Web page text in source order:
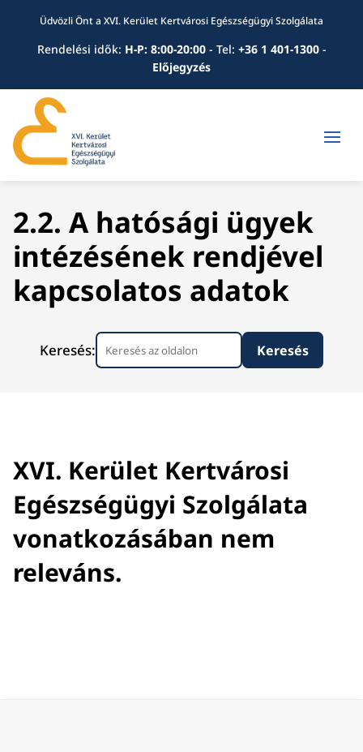
Üdvözli Önt a XVI. Kerület Kertvárosi Egészségügyi Szolgálata
Rendelési idők: H-P: 8:00-20:00 - Tel: +36 1 401-1300-
Előjegyzés
2.2. A hatósági ügyek
intézésének rendjével
kapcsolatos adatok
Keresés:
XVI. Kerület Kertvárosi
Egészségügyi Szolgálata
vonatkozásában nem
releváns.